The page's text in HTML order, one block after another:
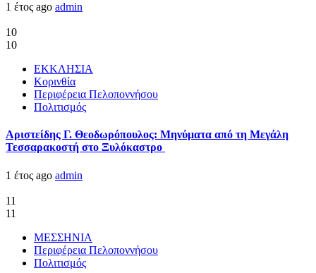
1 έτος ago admin
10
10
ΕΚΚΛΗΣΙΑ
Κορινθία
Περιφέρεια Πελοποννήσου
Πολιτισμός
Αριστείδης Γ. Θεοδωρόπουλος: Μηνύματα από τη Μεγάλη
Τεσσαρακοστή στο Ξυλόκαστρο
1 έτος ago admin
11
11
ΜΕΣΣΗΝΙΑ
Περιφέρεια Πελοποννήσου
Πολιτισμός